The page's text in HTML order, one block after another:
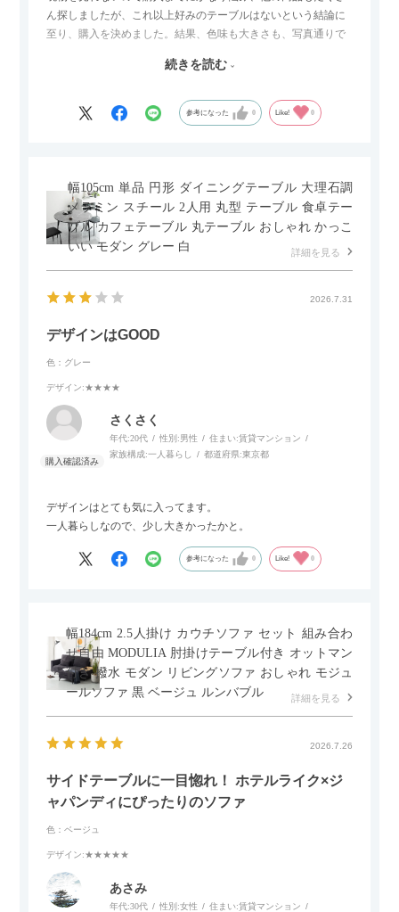
ん探しましたが、これ以上好みのテーブルはないという結論に
至り、購入を決めました。結果、色味も大きさも、写真通りで
セラミック天板が思った以上に滑りが良く、汚れも拭きやすい
はいけないかもしれません。天板が冷たいので冬にどうなるの
かなというのも気になります。
続きを読む
参考になった 0 Like! 0
幅105cm 単品 円形 ダイニングテーブル 大理石調
メラミン スチール 2人用 丸型 テーブル 食卓テー
ブル カフェテーブル 丸テーブル おしゃれ かっこ
いい モダン グレー 白
詳細を見る
2026.7.31
デザインはGOOD
色：グレー
デザイン:★★★★
さくさく
年代:20代 性別:男性 住まい:賃貸マンション
家族構成:一人暮らし 都道府県:東京都
デザインはとても気に入ってます。
一人暮らしなので、少し大きかったかと。
参考になった 0 Like! 0
幅184cm 2.5人掛け カウチソファ セット 組み合わ
せ自由 MODULIA 肘掛けテーブル付き オットマン
付き 撥水 モダン リビングソファ おしゃれ モジュ
ールソファ 黒 ベージュ ルンバブル
詳細を見る
2026.7.26
サイドテーブルに一目惚れ！ ホテルライク×ジ
ャパンディにぴったりのソファ
色：ベージュ
デザイン:★★★★★
あさみ
年代:30代 性別:女性 住まい:賃貸マンション